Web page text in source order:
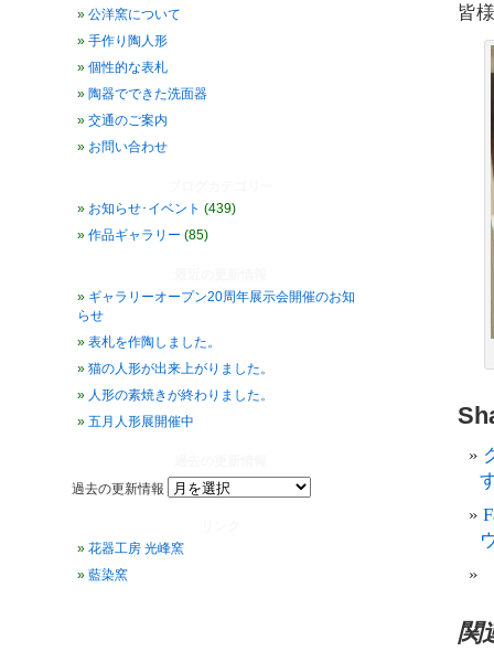
公洋窯について
手作り陶人形
個性的な表札
陶器でできた洗面器
交通のご案内
お問い合わせ
お知らせ･イベント (439)
作品ギャラリー (85)
ギャラリーオープン20周年展示会開催のお知
らせ
表札を作陶しました。
猫の人形が出来上がりました。
人形の素焼きが終わりました。
五月人形展開催中
過去の更新情報
花器工房 光峰窯
藍染窯
皆
関